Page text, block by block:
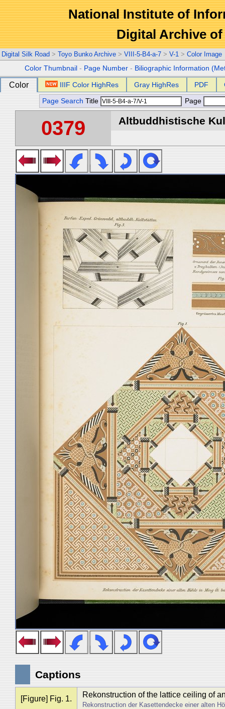
National Institute of
Digital Archive
Digital Silk Road > Toyo Bunko Archive > VIII-5-B4-a-7 > V-1 > Color Image
Color Thumbnail - Page Number - Biliographic Information
Color IIIF Color HighRes Gray HighRes PDF
Page Search Title Page
0379 Altbuddhistische
Captions
[Figure] Fig. 1. Rekonstruction of the lattice ceiling of
Rekonstruction der Kasettendecke einer alten